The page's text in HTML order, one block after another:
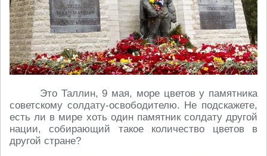
Это Таллин, 9 мая, море цветов у памятника
советскому солдату-освободителю. Не подскажете,
есть ли в мире хоть один памятник солдату другой
нации, собирающий такое количество цветов в
другой стране?